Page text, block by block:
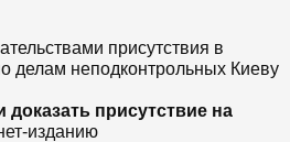
присутствия в
делам неподконтрольных Киеву
присутствие на
изданию